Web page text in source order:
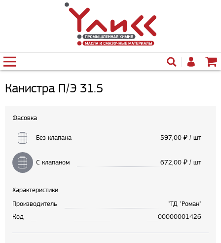
Канистра П/Э 31.5
Фасовка
Без клапана 597,00 ₽ / шт
С клапаном 672,00 ₽ / шт
Характеристики
Производитель
"ТД "Роман"
Код
00000001426